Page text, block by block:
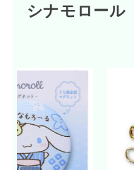
シナモロール